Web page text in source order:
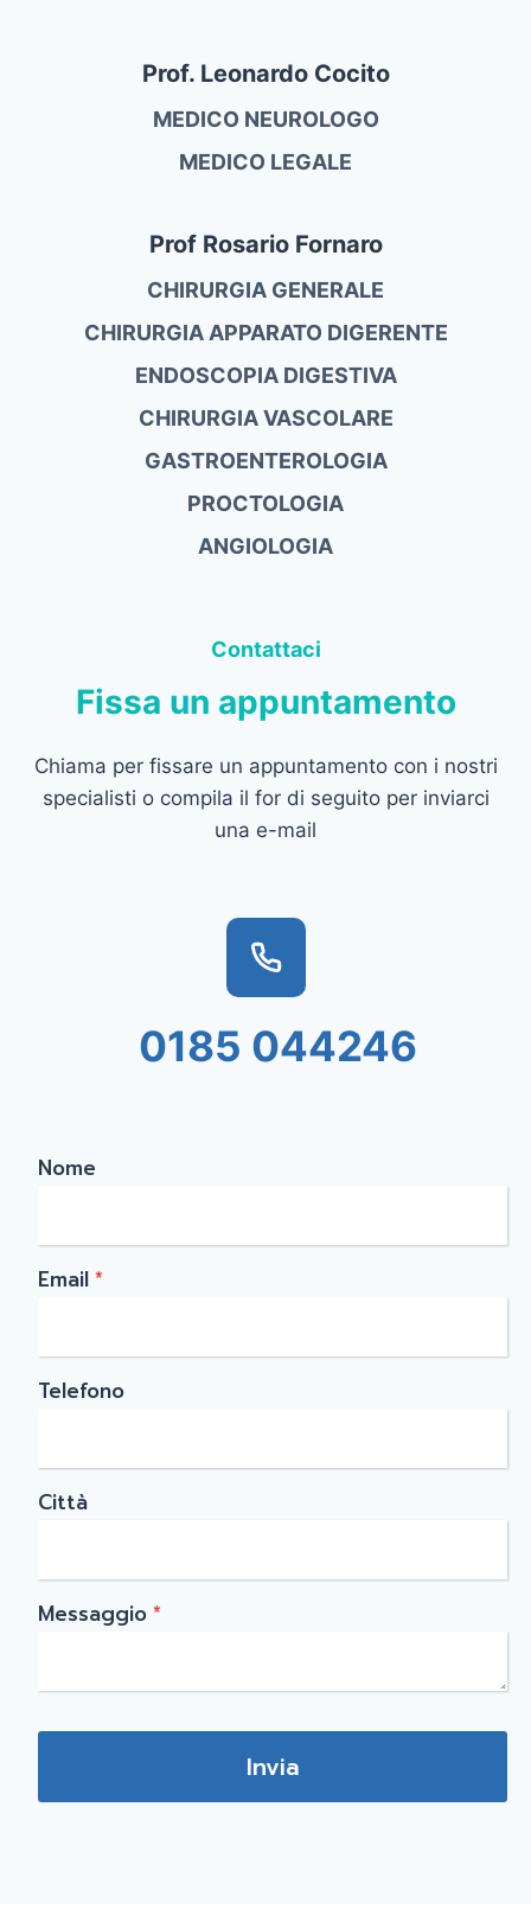
Prof. Leonardo Cocito
MEDICO NEUROLOGO
MEDICO LEGALE
Prof Rosario Fornaro
CHIRURGIA GENERALE
CHIRURGIA APPARATO DIGERENTE
ENDOSCOPIA DIGESTIVA
CHIRURGIA VASCOLARE
GASTROENTEROLOGIA
PROCTOLOGIA
ANGIOLOGIA
Contattaci
Fissa un appuntamento
Chiama per fissare un appuntamento con i nostri
specialisti o compila il for di seguito per inviarci
una e-mail
0185 044246
Nome
Email*
Telefono
Città
Messaggio*
Invia